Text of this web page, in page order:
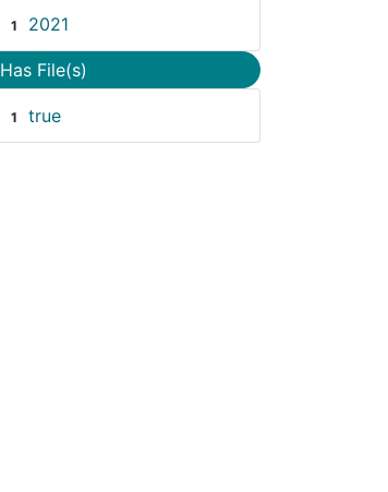
1 2021
Has File(s)
1 true